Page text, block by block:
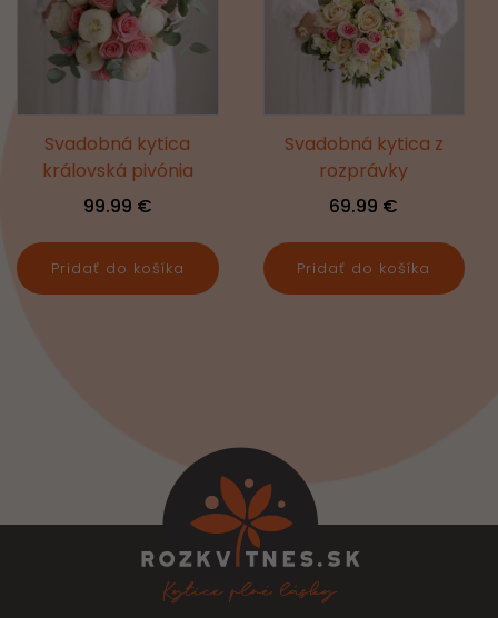
Svadobná kytica
královská pivónia
99.99 €
Pridať do košíka
Svadobná kytica z
rozprávky
69.99 €
Pridať do košíka